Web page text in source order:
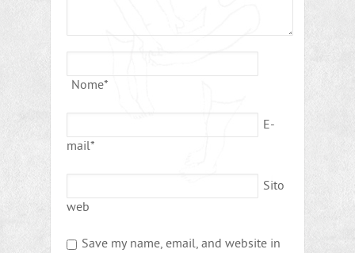
Nome*
E-
mail*
Sito
web
Save my name, email, and website in